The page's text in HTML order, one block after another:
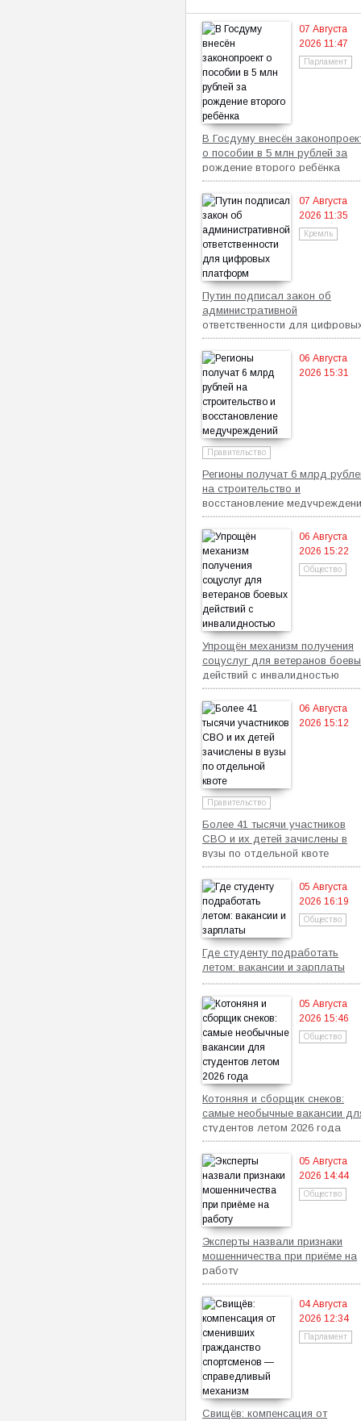
07 Августа
2026 11:47
Парламент
В Госдуму внесён
о пособии в 5 млн рублей за
рождение второго ребёнка
07 Августа
2026 11:35
Кремль
Путин подписал закон об
административной
ответственности для
платформ
06 Августа
2026 15:31
Правительство
Регионы получат 6 млрд
на строительство и
восстановление
06 Августа
2026 15:22
Общество
Упрощён механизм получения
соцуслуг для ветеранов
действий с инвалидностью
06 Августа
2026 15:12
Правительство
Более 41 тысячи участников
СВО и их детей зачислены в
вузы по отдельной квоте
05 Августа
2026 16:19
Общество
Где студенту подработать
летом: вакансии и зарплаты
05 Августа
2026 15:46
Общество
Котоняня и сборщик снеков:
самые необычные вакансии
студентов летом 2026 года
05 Августа
2026 14:44
Общество
Эксперты назвали признаки
мошенничества при приёме на
работу
04 Августа
2026 12:34
Парламент
Свищёв: компенсация от